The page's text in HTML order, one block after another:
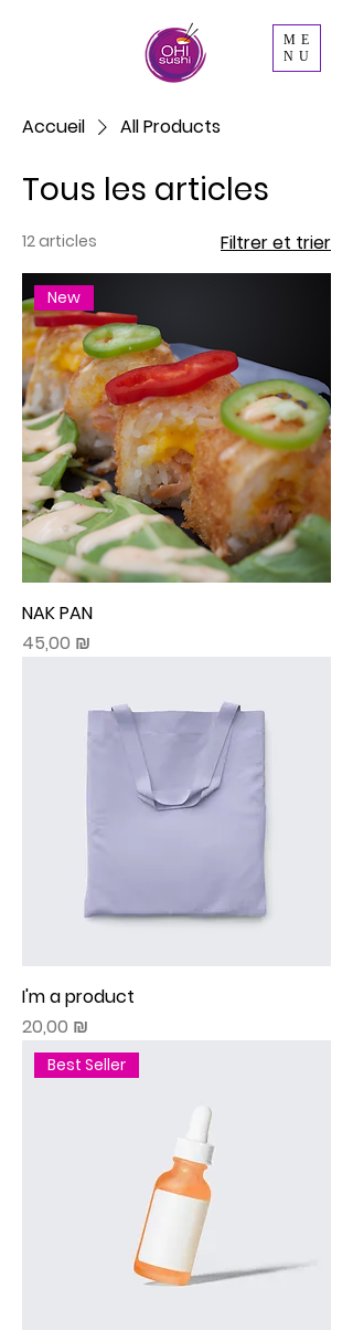
ME
NU
Accueil All Products
Tous les articles
12 articles Filtrer et trier
New
NAK PAN
Prix
45,00 ₪
I'm a product
Prix
20,00 ₪
Best Seller